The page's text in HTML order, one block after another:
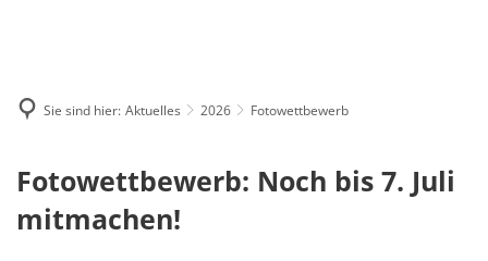
Sie sind hier: Aktuelles 2026 Fotowettbewerb
Fotowettbewerb: Noch bis 7. Juli
mitmachen!